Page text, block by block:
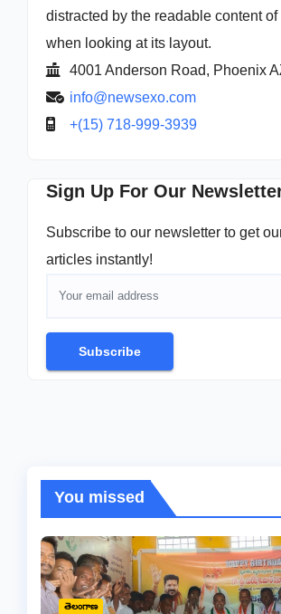
distracted by the readable content of
when looking at its layout.
4001 Anderson Road, Phoenix
info@newsexo.com
+(15) 718-999-3939
Sign Up For Our
Subscribe to our newsletter to get
articles instantly!
Subscribe
You missed
తెలంగాణ